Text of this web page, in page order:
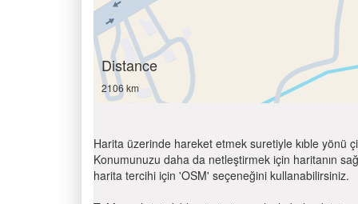
Distance
2106 km
Harita üzerinde hareket etmek suretiyle kıble yönü
Konumunuzu daha da netleştirmek için haritanın
harita tercihi için 'OSM' seçeneğini kullanabilirsiniz.